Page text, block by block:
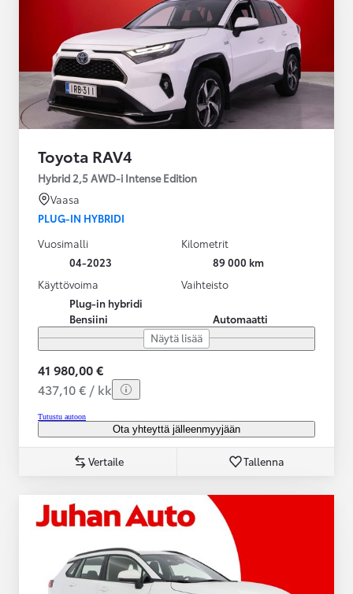
Toyota RAV4
Hybrid 2,5 AWD-i Intense Edition
Vaasa
PLUG-IN HYBRIDI
Vuosimalli
04-2023
Kilometrit
89 000 km
Käyttövoima
Plug-in hybridi
Bensiini
Vaihteisto
Automaatti
Näytä lisää
41 980,00 €
437,10 € / kk
Tutustu autoon
Ota yhteyttä jälleenmyyjään
Vertaile Tallenna